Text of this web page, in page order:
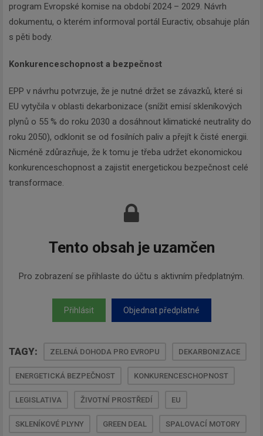
program Evropské komise na období 2024 – 2029. Návrh
dokumentu, o kterém informoval portál Euractiv, obsahuje plán
s pěti body.
Konkurenceschopnost a bezpečnost
EPP v návrhu potvrzuje, že je nutné držet se závazků, které si
EU vytyčila v oblasti dekarbonizace (snížit emisí skleníkových
plynů o 55 % do roku 2030 a dosáhnout klimatické neutrality do
roku 2050), odklonit se od fosilních paliv a přejít k čisté energii.
Nicméně zdůrazňuje, že k tomu je třeba udržet ekonomickou
konkurenceschopnost a zajistit energetickou bezpečnost celé
transformace.
Tento obsah je uzamčen
Pro zobrazení se přihlaste do účtu s aktivním předplatným.
Přihlásit Objednat předplatné
TAGY: ZELENÁ DOHODA PRO EVROPU DEKARBONIZACE
ENERGETICKÁ BEZPEČNOST KONKURENCESCHOPNOST
LEGISLATIVA ŽIVOTNÍ PROSTŘEDÍ EU
SKLENÍKOVÉ PLYNY GREEN DEAL SPALOVACÍ MOTORY